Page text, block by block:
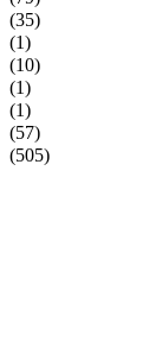
(35)
(1)
(10)
(1)
(1)
(57)
(505)